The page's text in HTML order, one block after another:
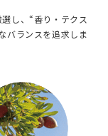
し、“香り・テクス
バランスを追求しま